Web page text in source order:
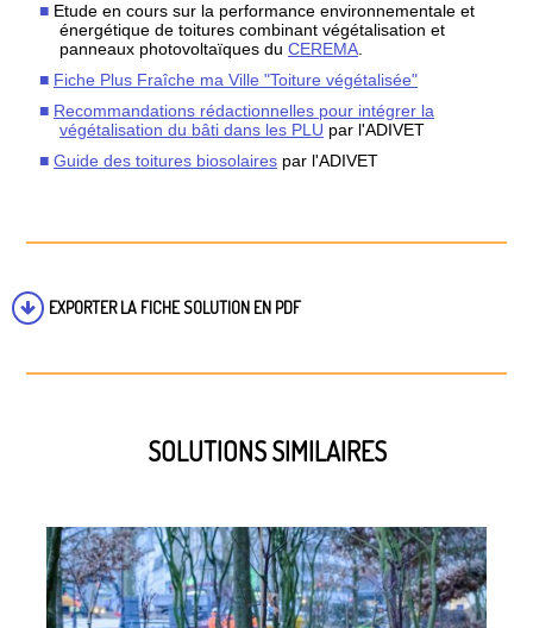
Etude en cours sur la performance environnementale et
énergétique de toitures combinant végétalisation et
panneaux photovoltaïques du CEREMA
Fiche Plus Fraîche ma Ville "Toiture végétalisée"
Recommandations rédactionnelles pour intégrer la
végétalisation du bâti dans les PLU par l'ADIVET
Guide des toitures biosolaires par l'ADIVET
EXPORTER LA FICHE SOLUTION EN PDF
SOLUTIONS SIMILAIRES